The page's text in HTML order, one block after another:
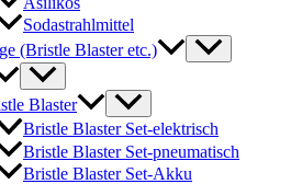
Sodastrahlmittel
(Bristle Blaster etc.)
Blaster
Bristle Blaster Set-elektrisch
Bristle Blaster Set-pneumatisch
Bristle Blaster Set-Akku